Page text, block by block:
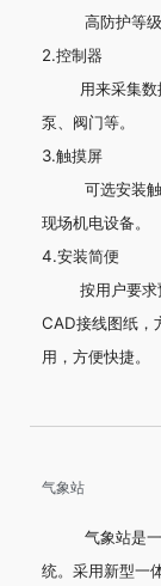
高防护等级，
2.控制器
用来采集数据
泵、阀门等。
3.触摸屏
可选安装触摸
现场机电设备。
4.安装简便
按用户要求预
CAD接线图纸，
用，方便快捷。
气象站
气象站是
统。采用新型一